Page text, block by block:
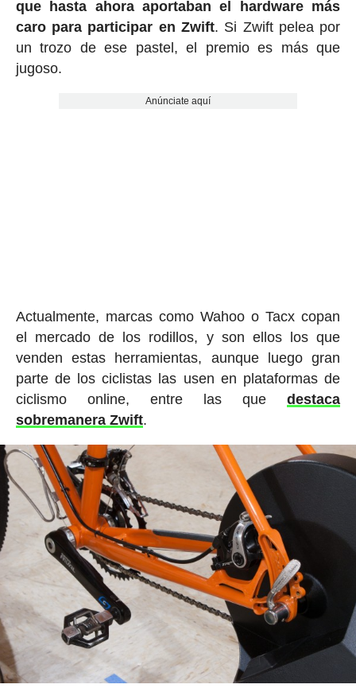
que hasta ahora aportaban el hardware más
caro para participar en Zwift. Si Zwift pelea por
un trozo de ese pastel, el premio es más que
jugoso.
Anúnciate aquí
Actualmente, marcas como Wahoo o Tacx copan
el mercado de los rodillos, y son ellos los que
venden estas herramientas, aunque luego gran
parte de los ciclistas las usen en plataformas de
ciclismo online, entre las quedestaca
sobremanera Zwift.